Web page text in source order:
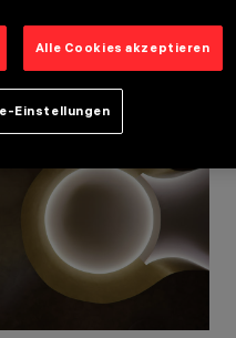
Alle Cookies akzeptieren
Einstellungen